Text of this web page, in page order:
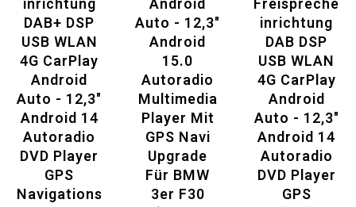
diagnostizieren). Mit der OBD2-Funktion, die auf diesem Radio
verfügbar ist, können Sie Echtzeitdaten und Fehlercodes von
Ihrem Fahrzeugcomputer abrufen. Alle Daten aus Ihrem
Fahrzeug werden in einem leicht lesbaren Format
präsentiert.
Unterstützt DAB + Digital Radio. Sie können eine bessere
Klangqualität und ein stärkeres Signal für viele digitale Audio-
Rundfunkkanäle genießen.
Stütz-Reifendruck-Überwachungsfunktion.
Eingebaut in Wireless Carplay und Android Auto müssen Sie
keinen Carplay-Dongle mehr kaufen.
Unterstützt HD 1080P/4K Video.
1280 * 480 oder 1920 * 720 Überlegene Visual Enhancement, bis
zu 1,382 Millionen Pixel, die Bildschirmanzeige ist mehr zart.
DSP-Digital-Audio-Verarbeitungsmodul, multidimensionale
DAB+ DSP
USB WLAN
4G CarPlay
Android
Auto - 12,3"
Android 14
Autoradio
DVD Player
GPS
Navigations
Auto - 12,3"
Android
15.0
Autoradio
Multimedia
Player Mit
GPS Navi
Upgrade
Für BMW
3er F30
Inrichtung
DAB DSP
USB WLAN
4G CarPlay
Android
Auto - 12,3"
Android 14
Autoradio
DVD Player
GPS